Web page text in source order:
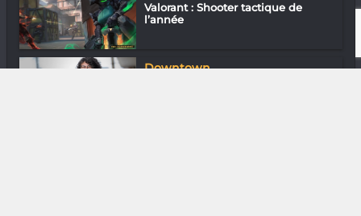
Valorant : Shooter tactique de
l’année
Downtown